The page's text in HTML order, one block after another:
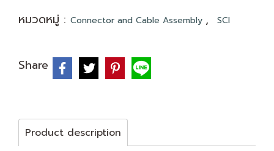
หมวดหมู่ : Connector and Cable Assembly , SCI
Share
Product description